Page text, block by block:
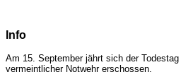
Info
Am 15. September jährt sich der Todestag
vermeintlicher Notwehr erschossen.